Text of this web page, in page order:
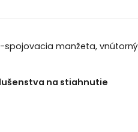
manžeta,
na stiahnutie